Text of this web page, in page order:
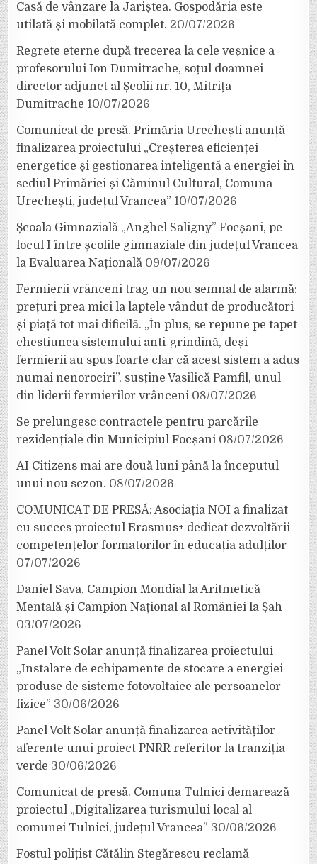
Casă de vânzare la Jariștea. Gospodăria este
utilată și mobilată complet. 20/07/2026
Regrete eterne după trecerea la cele veșnice a
profesorului Ion Dumitrache, soțul doamnei
director adjunct al Școlii nr. 10, Mitrița
Dumitrache 10/07/2026
Comunicat de presă. Primăria Urechești anunță
finalizarea proiectului „Creșterea eficienței
energetice și gestionarea inteligentă a energiei în
sediul Primăriei și Căminul Cultural, Comuna
Urechești, județul Vrancea” 10/07/2026
Școala Gimnazială „Anghel Saligny” Focșani, pe
locul I între școlile gimnaziale din județul Vrancea
la Evaluarea Națională 09/07/2026
Fermierii vrânceni trag un nou semnal de alarmă:
prețuri prea mici la laptele vândut de producători
și piață tot mai dificilă. „În plus, se repune pe tapet
chestiunea sistemului anti-grindină, deși
fermierii au spus foarte clar că acest sistem a adus
numai nenorociri”, susține Vasilică Pamfil, unul
din liderii fermierilor vrânceni 08/07/2026
Se prelungesc contractele pentru parcările
rezidențiale din Municipiul Focșani 08/07/2026
AI Citizens mai are două luni până la începutul
unui nou sezon. 08/07/2026
COMUNICAT DE PRESĂ: Asociația NOI a finalizat
cu succes proiectul Erasmus+ dedicat dezvoltării
competențelor formatorilor în educația adulților
07/07/2026
Daniel Sava, Campion Mondial la Aritmetică
Mentală și Campion Național al României la Șah
03/07/2026
Panel Volt Solar anunță finalizarea proiectului
„Instalare de echipamente de stocare a energiei
produse de sisteme fotovoltaice ale persoanelor
fizice” 30/06/2026
Panel Volt Solar anunță finalizarea activităților
aferente unui proiect PNRR referitor la tranziția
verde 30/06/2026
Comunicat de presă. Comuna Tulnici demarează
proiectul „Digitalizarea turismului local al
comunei Tulnici, județul Vrancea” 30/06/2026
Fostul polițist Cătălin Stegărescu reclamă